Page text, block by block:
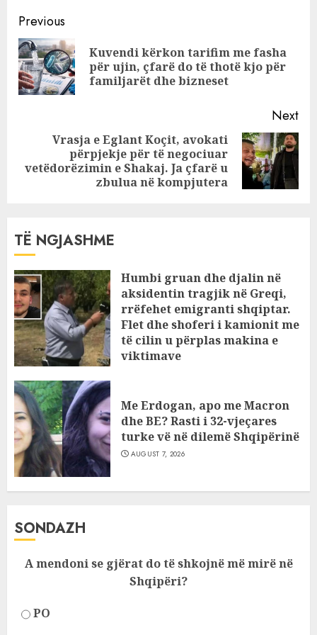
Mirditën dhe
Kukësin larg
Tiranës dhe jugut
të Shqipërisë
Continue
Reading
Previous
Kuvendi kërkon tarifim me fasha
për ujin, çfarë do të thotë kjo për
familjarët dhe bizneset
Next
post:
Vrasja e Eglant Koçit, avokati
përpjekje për të negociuar
vetëdorëzimin e Shakaj. Ja çfarë u
zbulua në kompjutera
TË NGJASHME
Humbi gruan dhe djalin në
aksidentin tragjik në Greqi,
rrëfehet emigranti shqiptar.
Flet dhe shoferi i kamionit me
të cilin u përplas makina e
viktimave
Me Erdogan, apo me Macron
dhe BE? Rasti i 32-vjeçares
turke vë në dilemë Shqipërinë
AUGUST 7, 2026
SONDAZH
A mendoni se gjërat do të shkojnë më mirë në
Shqipëri?
PO